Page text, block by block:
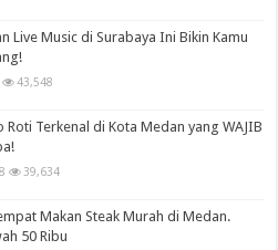
Live Music di Surabaya Ini Bikin Kamu
43,548
Roti Terkenal di Kota Medan yang WAJIB
39,634
Makan Steak Murah di Medan.
50 Ribu